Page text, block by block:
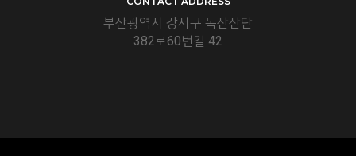
부산광역시 강서구 녹산산단
382로60번길 42